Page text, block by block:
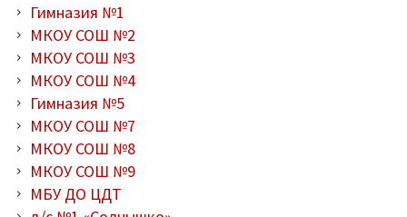
Гимназия №1
МКОУ СОШ №2
МКОУ СОШ №3
МКОУ СОШ №4
Гимназия №5
МКОУ СОШ №7
МКОУ СОШ №8
МКОУ СОШ №9
МБУ ДО ЦДТ